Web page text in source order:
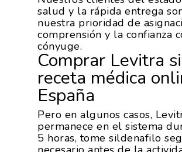
salud y la rápida entrega
nuestra prioridad de
comprensión y la confianza
cónyuge.
Comprar Levitra
receta médica
España
Pero en algunos casos,
permanece en el sistema
5 horas, tome sildenafiloLa